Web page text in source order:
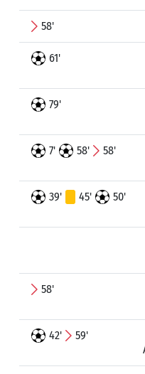
58'
61'
79'
7' 58' 58'
39' 45' 50'
58'
42' 59'